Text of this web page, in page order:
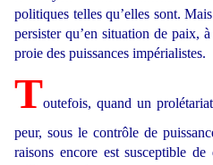
politiques telles qu’elles sont.
persister qu’en situation de paix,
proie des puissances impérialistes.
Toutefois, quand un
peur, sous le contrôle de
raisons encore est susceptible